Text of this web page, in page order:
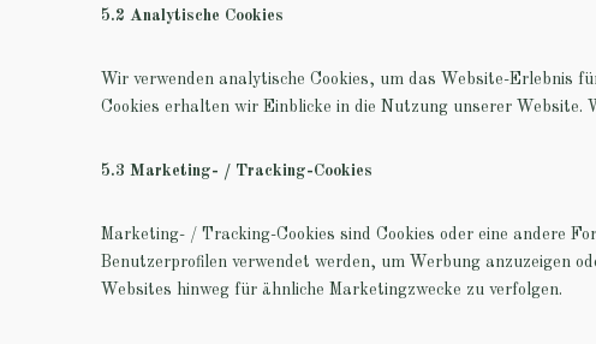
5.2 Analytische Cookies
Wir verwenden analytische Cookies, um das Website-Erlebnis
Cookies erhalten wir Einblicke in die Nutzung unserer
5.3 Marketing- / Tracking-Cookies
Marketing- / Tracking-Cookies sind Cookies oder eine andere
Benutzerprofilen verwendet werden, um Werbung anzuzeigen
Websites hinweg für ähnliche Marketingzwecke zu verfolgen.